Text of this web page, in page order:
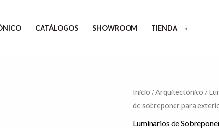
CATÁLOGOS SHOWROOM TIENDA
Inicio /Arquitectónico /
de sobreponer para
Luminarios de